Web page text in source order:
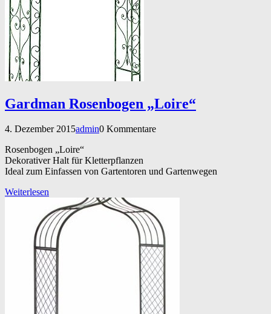
Gardman Rosenbogen „Loire“
4. Dezember 2015admin0 Kommentare
Rosenbogen „Loire“
Dekorativer Halt für Kletterpflanzen
Ideal zum Einfassen von Gartentoren und Gartenwegen
Weiterlesen